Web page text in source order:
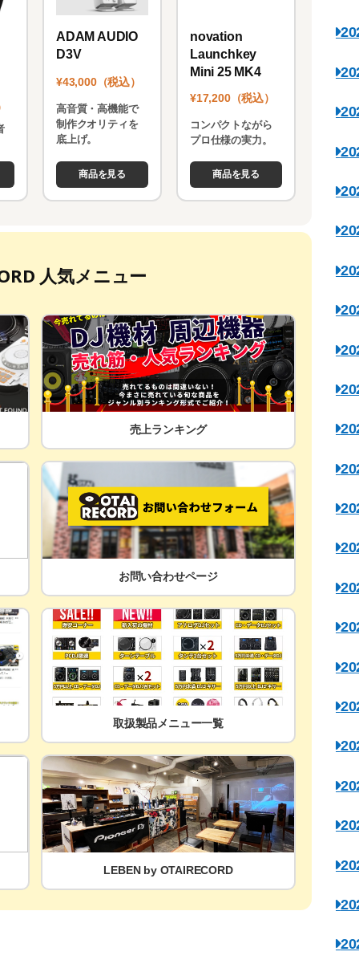
ADAM AUDIO
D3V
¥43,000（税込）
高音質・高機能で
制作クオリティを
底上げ。
商品を見る
novation
Launchkey
Mini 25 MK4
¥17,200（税込）
コンパクトながら
プロ仕様の実力。
商品を見る
人気メニュー
売上ランキング
お問い合わせページ
取扱製品メニュー一覧
LEBEN by OTAIRECORD